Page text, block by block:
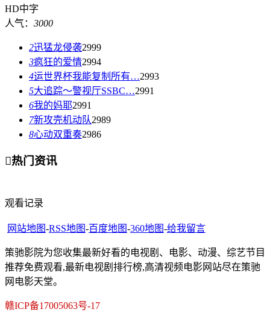
HD中字
人气： 3000
2迅猛龙侵袭2999
3疯狂的爱情2994
4运世界杯我能复制所有…2993
5大追踪〜警视厅SSBC…2991
6我的妈耶2991
7新攻壳机动队2989
8心动双重奏2986
热门资讯
观看记录
网站地图-RSS地图-百度地图-360地图-给我留言
策驰影院为您收集最新好看的电视剧、电影、动漫、综艺节目
推荐免费观看,最新电视剧排行榜,高清视频电影网站尽在策驰
网电影天堂。
赣ICP备17005063号-17